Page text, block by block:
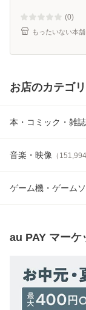
講談社 [文庫]【メ
ール便送料
(0)
もったいない本舗
お店のカテゴ
本・コミック・雑誌
音楽・映像 （ 151,994
ゲーム機・ゲーム
au PAY マーケ